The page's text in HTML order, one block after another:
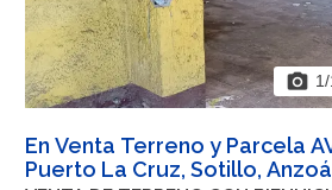
photo_camera 1
En Venta Terreno y Parcela
Puerto La Cruz, Sotillo,